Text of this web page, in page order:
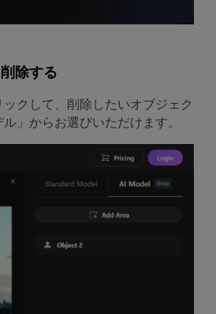
除する
クして、削除したいオブジェク
」からお選びいただけます。